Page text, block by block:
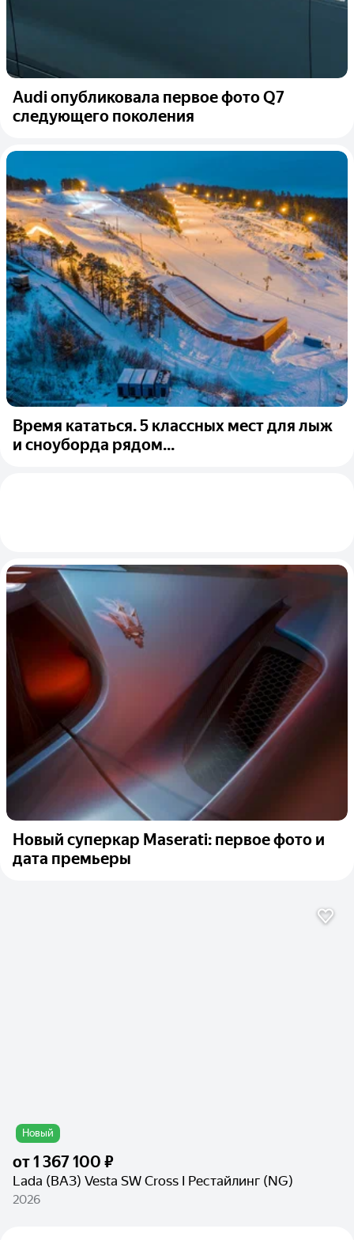
Audi опубликовала первое фото Q7
следующего поколения
Время кататься. 5 классных мест для лыж
и сноуборда рядом...
Новый суперкар Maserati: первое фото и
дата премьеры
Новый
от1 367 100 ₽
Lada (ВАЗ) Vesta SW Cross I Рестайлинг (NG)
2026